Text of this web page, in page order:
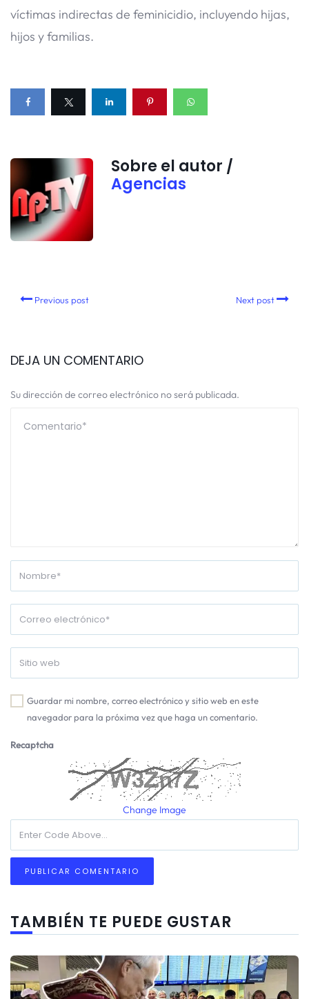
víctimas indirectas de feminicidio, incluyendo hijas,
hijos y familias.
Sobre el autor /
Agencias
Previous post Next post
DEJA UN COMENTARIO
Su dirección de correo electrónico no será publicada.
Guardar mi nombre, correo electrónico y sitio web en este
navegador para la próxima vez que haga un comentario.
Recaptcha
Change Image
TAMBIÉN TE PUEDE GUSTAR